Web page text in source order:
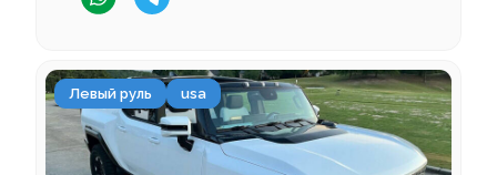
Левый руль usa